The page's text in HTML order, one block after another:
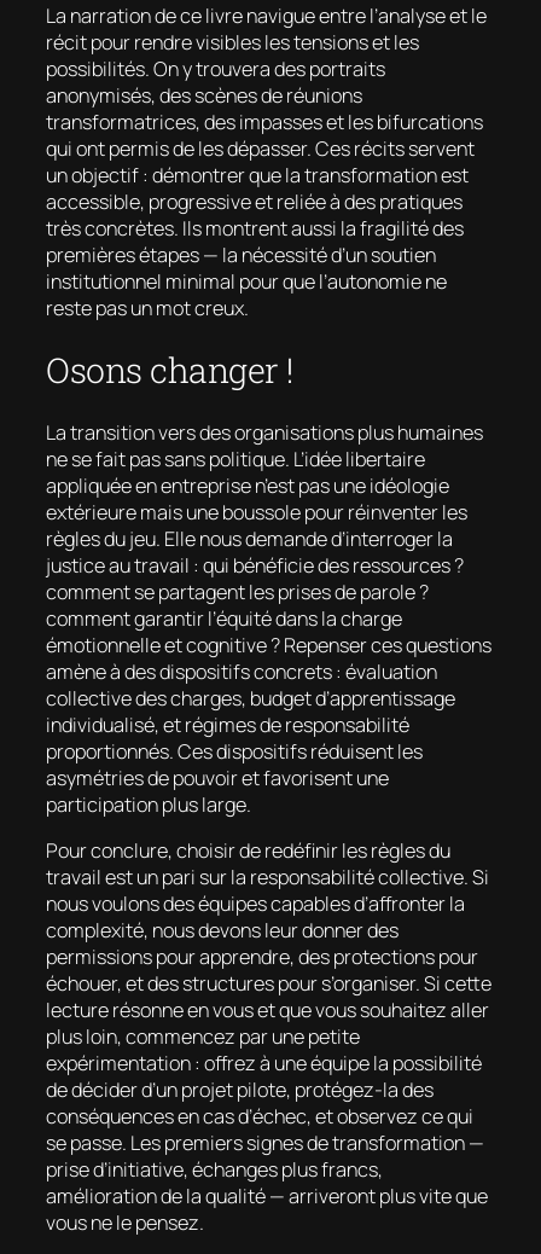
La narration de ce livre navigue entre l’analyse et le
récit pour rendre visibles les tensions et les
possibilités. On y trouvera des portraits
anonymisés, des scènes de réunions
transformatrices, des impasses et les bifurcations
qui ont permis de les dépasser. Ces récits servent
un objectif : démontrer que la transformation est
accessible, progressive et reliée à des pratiques
très concrètes. Ils montrent aussi la fragilité des
premières étapes — la nécessité d’un soutien
institutionnel minimal pour que l’autonomie ne
reste pas un mot creux.
Osons changer !
La transition vers des organisations plus humaines
ne se fait pas sans politique. L’idée libertaire
appliquée en entreprise n’est pas une idéologie
extérieure mais une boussole pour réinventer les
règles du jeu. Elle nous demande d’interroger la
justice au travail : qui bénéficie des ressources ?
comment se partagent les prises de parole ?
comment garantir l’équité dans la charge
émotionnelle et cognitive ? Repenser ces questions
amène à des dispositifs concrets : évaluation
collective des charges, budget d’apprentissage
individualisé, et régimes de responsabilité
proportionnés. Ces dispositifs réduisent les
asymétries de pouvoir et favorisent une
participation plus large.
Pour conclure, choisir de redéfinir les règles du
travail est un pari sur la responsabilité collective. Si
nous voulons des équipes capables d’affronter la
complexité, nous devons leur donner des
permissions pour apprendre, des protections pour
échouer, et des structures pour s’organiser. Si cette
lecture résonne en vous et que vous souhaitez aller
plus loin, commencez par une petite
expérimentation : offrez à une équipe la possibilité
de décider d’un projet pilote, protégez-la des
conséquences en cas d’échec, et observez ce qui
se passe. Les premiers signes de transformation —
prise d’initiative, échanges plus francs,
amélioration de la qualité — arriveront plus vite que
vous ne le pensez.